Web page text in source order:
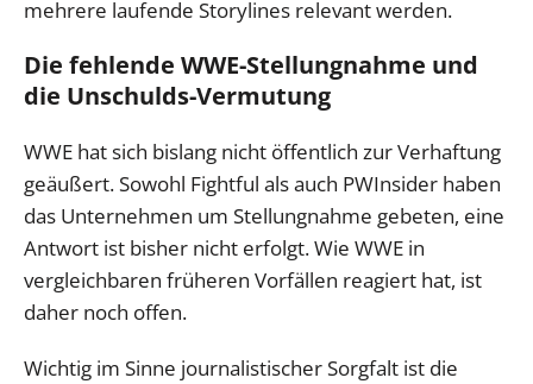
mehrere laufende Storylines relevant werden.
Die fehlende WWE-Stellungnahme und
die Unschulds-Vermutung
WWE hat sich bislang nicht öffentlich zur Verhaftung
geäußert. Sowohl Fightful als auch PWInsider haben
das Unternehmen um Stellungnahme gebeten, eine
Antwort ist bisher nicht erfolgt. Wie WWE in
vergleichbaren früheren Vorfällen reagiert hat, ist
daher noch offen.
Wichtig im Sinne journalistischer Sorgfalt ist die